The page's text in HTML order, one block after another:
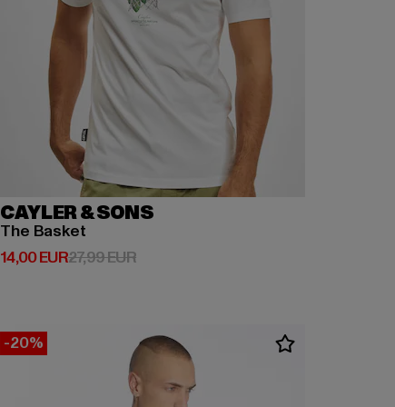
CAYLER & SONS
The Basket
14,00 EUR
Ajankohtainen hinta: 14,00 EUR
27,99 EURKampanjahinta: 27,99 EUR
-20%